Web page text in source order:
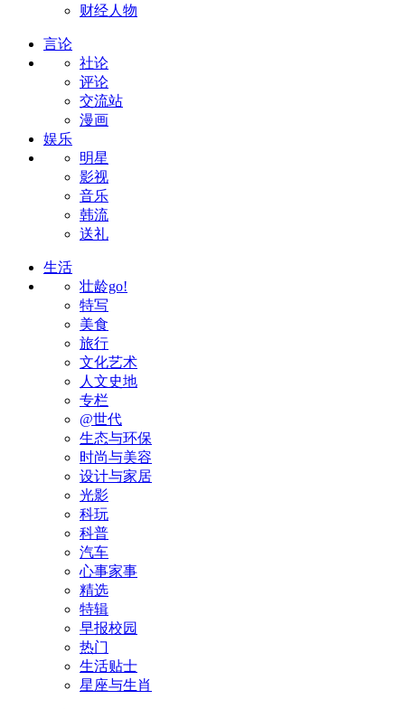
财经人物
言论
社论
评论
交流站
漫画
娱乐
明星
影视
音乐
韩流
送礼
生活
壮龄go!
特写
美食
旅行
文化艺术
人文史地
专栏
@世代
生态与环保
时尚与美容
设计与家居
光影
科玩
科普
汽车
心事家事
精选
特辑
早报校园
热门
生活贴士
星座与生肖